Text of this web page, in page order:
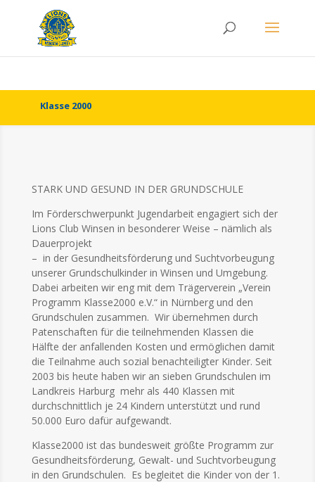
Klasse 2000
STARK UND GESUND IN DER GRUNDSCHULE
Im Förderschwerpunkt Jugendarbeit engagiert sich der
Lions Club Winsen in besonderer Weise – nämlich als
Dauerprojekt
– in der Gesundheitsförderung und Suchtvorbeugung
unserer Grundschulkinder in Winsen und Umgebung.
Dabei arbeiten wir eng mit dem Trägerverein „Verein
Programm Klasse2000 e.V.“ in Nürnberg und den
Grundschulen zusammen. Wir übernehmen durch
Patenschaften für die teilnehmenden Klassen die
Hälfte der anfallenden Kosten und ermöglichen damit
die Teilnahme auch sozial benachteiligter Kinder. Seit
2003 bis heute haben wir an sieben Grundschulen im
Landkreis Harburg mehr als 440 Klassen mit
durchschnittlich je 24 Kindern unterstützt und rund
50.000 Euro dafür aufgewandt.
Klasse2000 ist das bundesweit größte Programm zur
Gesundheitsförderung, Gewalt- und Suchtvorbeugung
in den Grundschulen. Es begleitet die Kinder von der 1.